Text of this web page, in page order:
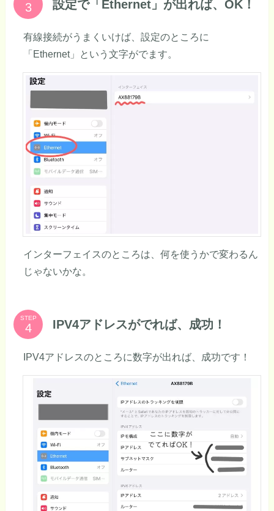
設定で「Ethernet」が出れば、OK！
有線接続がうまくいけば、設定のところに
「Ethernet」という文字がでます。
インターフェイスのところは、何を使うかで変わるん
じゃないかな。
STEP IPV4アドレスがでれば、成功！
IPV4アドレスのところに数字が出れば、成功です！